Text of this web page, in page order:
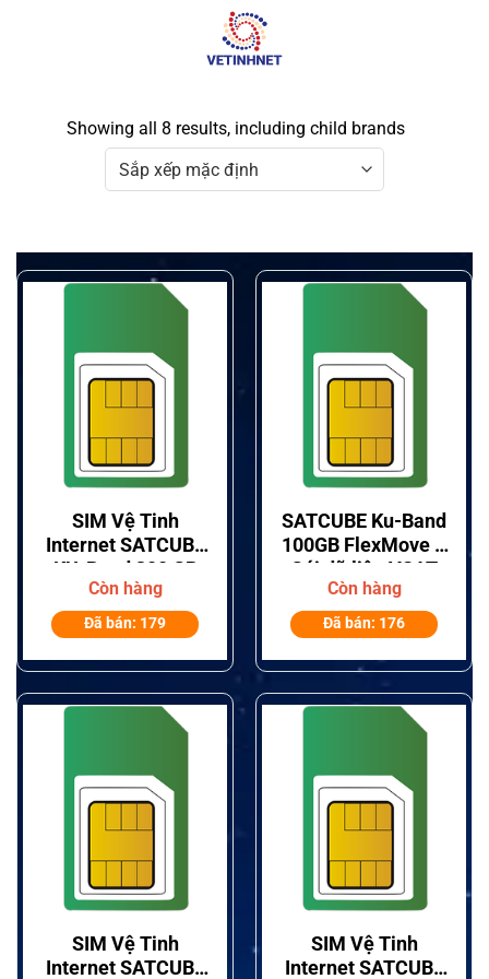
Showing all 8 results, including child brands
SIM Vệ Tinh
Internet SATCUBE
KU-Band 300 GB
Flex Move
Còn hàng
Đã bán: 179
SATCUBE Ku-Band
100GB FlexMove –
Gói dữ liệu VSAT
MIR 10/3 Mbps
cho vùng xa
Còn hàng
Đã bán: 176
SIM Vệ Tinh
Internet SATCUBE
SIM Vệ Tinh
Internet SATCUBE